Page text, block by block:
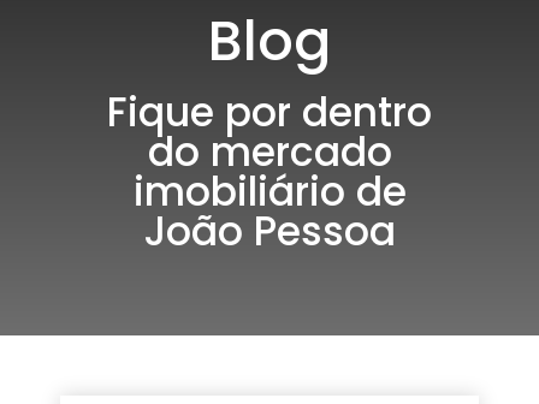
Blog
Fique por dentro
do mercado
imobiliário de
João Pessoa